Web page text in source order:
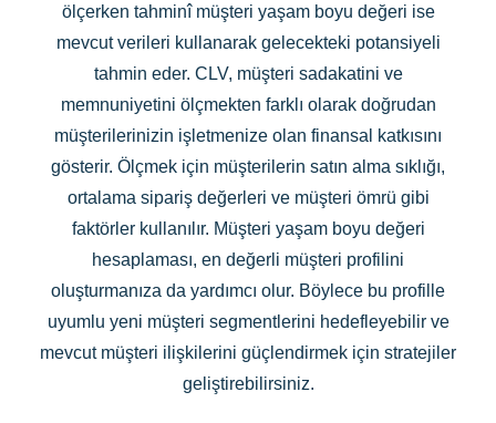
ölçerken tahminî müşteri yaşam boyu değeri ise
mevcut verileri kullanarak gelecekteki potansiyeli
tahmin eder. CLV, müşteri sadakatini ve
memnuniyetini ölçmekten farklı olarak doğrudan
müşterilerinizin işletmenize olan finansal katkısını
gösterir. Ölçmek için müşterilerin satın alma sıklığı,
ortalama sipariş değerleri ve müşteri ömrü gibi
faktörler kullanılır. Müşteri yaşam boyu değeri
hesaplaması, en değerli müşteri profilini
oluşturmanıza da yardımcı olur. Böylece bu profille
uyumlu yeni müşteri segmentlerini hedefleyebilir ve
mevcut müşteri ilişkilerini güçlendirmek için stratejiler
geliştirebilirsiniz.